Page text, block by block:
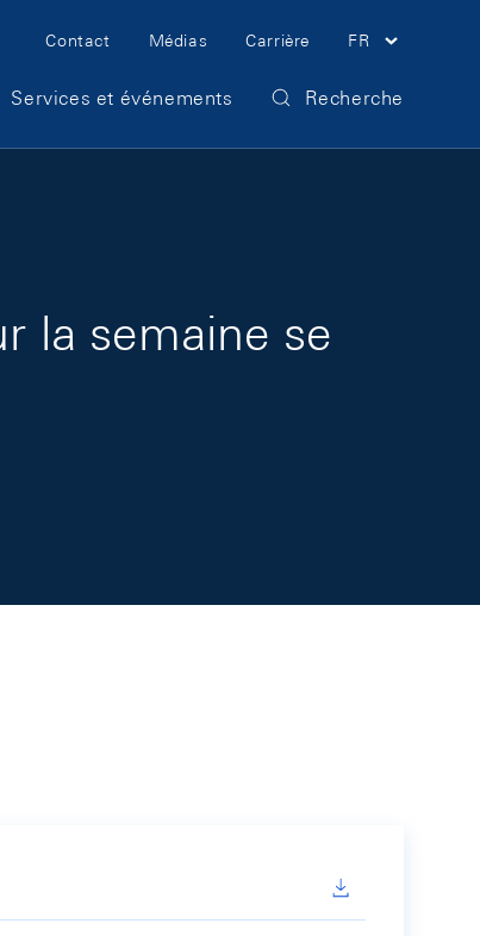
Meta Navigation
Contact Médias Carrière FR
Services et événements Recherche
la semaine se